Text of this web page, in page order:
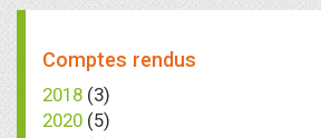
Comptes rendus
2018 (3)
2020 (5)